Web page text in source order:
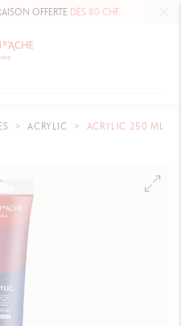
DÈS 80 CHF.
ACRYLIC
ACRYLIC 250 ML